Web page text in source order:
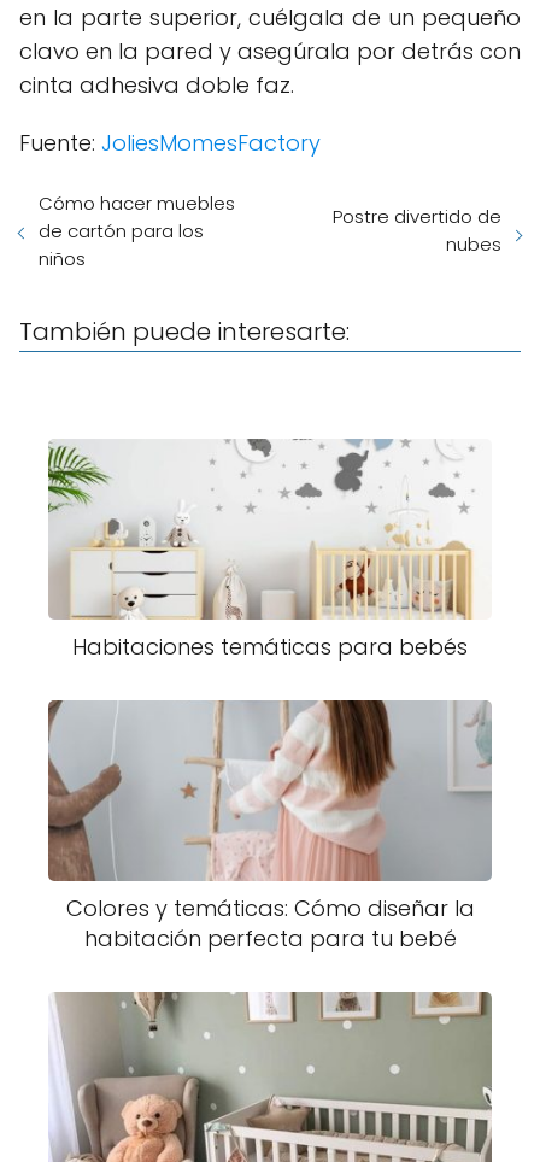
en la parte superior, cuélgala de un pequeño
clavo en la pared y asegúrala por detrás con
cinta adhesiva doble faz.
Fuente: JoliesMomesFactory
Cómo hacer muebles
de cartón para los
niños
Postre divertido de
nubes
También puede interesarte:
Habitaciones temáticas para bebés
Colores y temáticas: Cómo diseñar la
habitación perfecta para tu bebé